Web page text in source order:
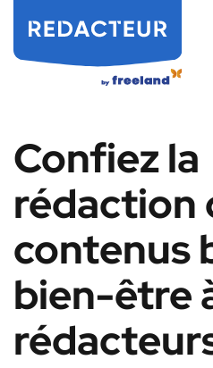
Confiez la
rédaction
contenus
bien-être